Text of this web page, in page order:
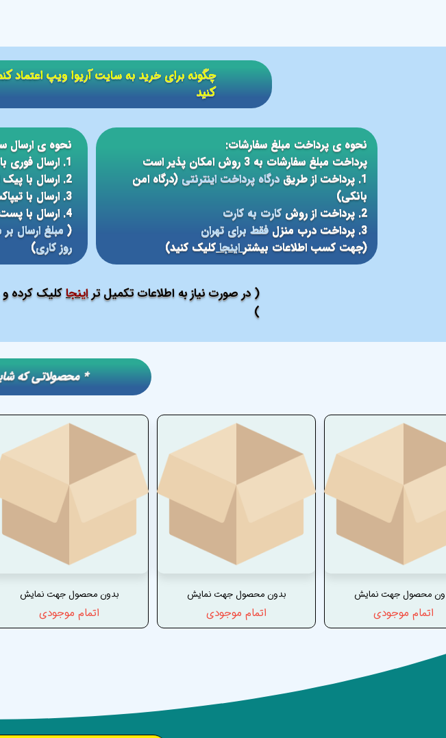
( در صورت نیاز به اطلاعات تکمیل تراینجاکلیک کرده و
)
نحوه ی پرداخت مبلغ سفارشات:
پرداخت مبلغ سفارشات به 3 روش امکان پذیر است
1. پرداخت از طریق
درگاه پرداخت اینترنتی(درگاه امن
بانکی)
2. پرداخت از روش
کارت به کارت
3. پرداخت درب منزل
فقط برای تهران
(جهت کسب اطلاعات بیشتر اینجا کلیک کنید)
نحوه ی ارسال
1. ارسال فوری با پیک در تهران(
2. ارسال با پیک اقتصادی در تهران (
3. ارسال با تیپاکس (
4. ارسال با پست
(
روز کاری)
​​چگونه برای خرید به سایت آریوا ویپ
کنید
بدون محصول جهت نمایش
اتمام موجودی
بدون محصول جهت نمایش
اتمام موجودی
محصول جهت نمایش
اتمام موجودی
​​* محصولاتی که